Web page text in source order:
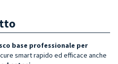
base professionale per
smart rapido ed efficace anche